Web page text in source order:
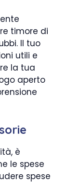
timore di
Il tuo
utili e
la tua
aperto
è
le spese
spese